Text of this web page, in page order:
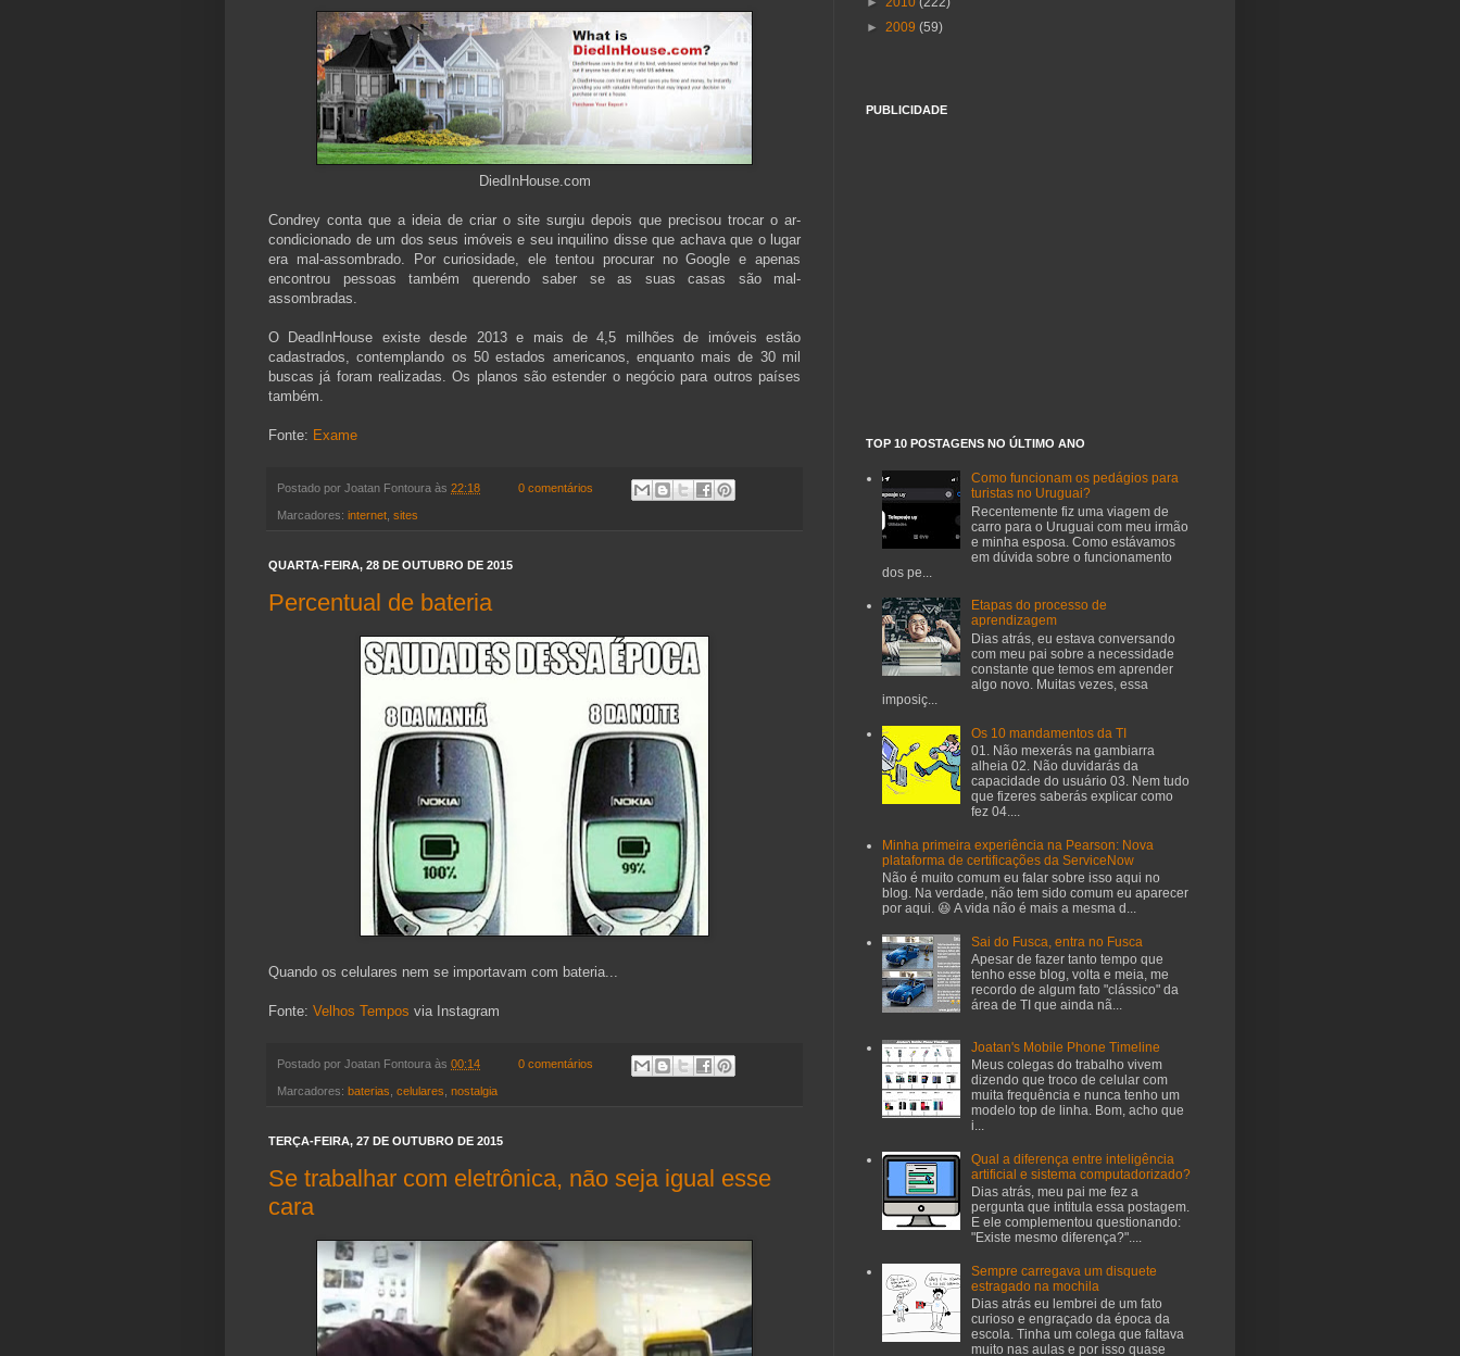
DiedInHouse.com
Condrey conta que a ideia de criar o site surgiu depois que precisou trocar o ar-
condicionado de um dos seus imóveis e seu inquilino disse que achava que o lugar
era mal-assombrado. Por curiosidade, ele tentou procurar no Google e apenas
encontrou pessoas também querendo saber se as suas casas são mal-
assombradas.
O DeadInHouse existe desde 2013 e mais de 4,5 milhões de imóveis estão
cadastrados, contemplando os 50 estados americanos, enquanto mais de 30 mil
buscas já foram realizadas. Os planos são estender o negócio para outros países
também.
Fonte: Exame
Postado por Joatan Fontoura às 22:18 0 comentários
Marcadores: internet sites
QUARTA-FEIRA, 28 DE OUTUBRO DE 2015
Percentual de bateria
Quando os celulares nem se importavam com bateria...
Fonte: Velhos Tempos via Instagram
Postado por Joatan Fontoura às 00:14 0 comentários
Marcadores: baterias celulares nostalgia
TERÇA-FEIRA, 27 DE OUTUBRO DE 2015
Se trabalhar com eletrônica, não seja igual esse
cara
► 2009 (59)
PUBLICIDADE
TOP 10 POSTAGENS NO ÚLTIMO ANO
Como funcionam os pedágios para
turistas no Uruguai?
Recentemente fiz uma viagem de
carro para o Uruguai com meu irmão
e minha esposa. Como estávamos
em dúvida sobre o funcionamento
dos pe...
Etapas do processo de
aprendizagem
Dias atrás, eu estava conversando
com meu pai sobre a necessidade
constante que temos em aprender
algo novo. Muitas vezes, essa
imposiç...
Os 10 mandamentos da TI
01. Não mexerás na gambiarra
alheia 02. Não duvidarás da
capacidade do usuário 03. Nem tudo
que fizeres saberás explicar como
fez 04....
Minha primeira experiência na Pearson: Nova
plataforma de certificações da ServiceNow
Não é muito comum eu falar sobre isso aqui no
blog. Na verdade, não tem sido comum eu aparecer
por aqui. 😆 A vida não é mais a mesma d...
Sai do Fusca, entra no Fusca
Apesar de fazer tanto tempo que
tenho esse blog, volta e meia, me
recordo de algum fato "clássico" da
área de TI que ainda nã...
Joatan's Mobile Phone Timeline
Meus colegas do trabalho vivem
dizendo que troco de celular com
muita frequência e nunca tenho um
modelo top de linha. Bom, acho que
i...
Qual a diferença entre inteligência
artificial e sistema computadorizado?
Dias atrás, meu pai me fez a
pergunta que intitula essa postagem.
E ele complementou questionando:
"Existe mesmo diferença?"....
Sempre carregava um disquete
estragado na mochila
Dias atrás eu lembrei de um fato
curioso e engraçado da época da
escola. Tinha um colega que faltava
muito nas aulas e por isso quase